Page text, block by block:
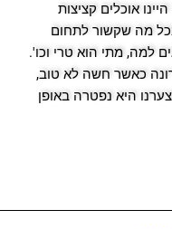
אוכלים קציצות
מה שקשור לתחום
למה, מתי הוא טרי וכו'.
כאשר חשה לא טוב,
היא נפטרה באופן